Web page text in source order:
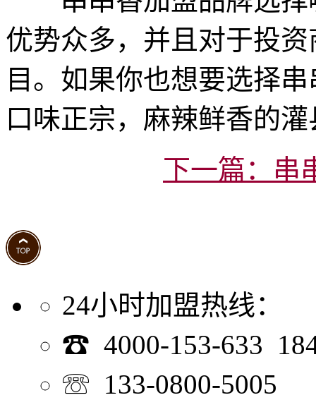
优势众多，并且对于投
目。如果你也想要选择
口味正宗，麻辣鲜香的
下一篇：串
24小时加盟热线：
☎ 4000-153-633
☏ 133-0800-5005